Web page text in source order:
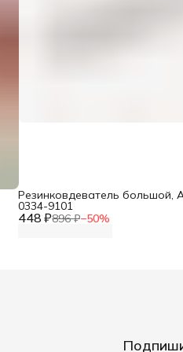
448 ₽896 ₽−50%
Резинковдеватель большой,
0334-9101